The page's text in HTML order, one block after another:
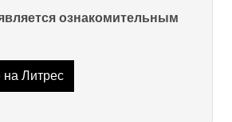
ознакомительным
Литрес